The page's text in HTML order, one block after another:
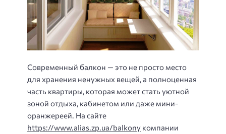
Современный балкон — это не просто место
для хранения ненужных вещей, а полноценная
часть квартиры, которая может стать уютной
зоной отдыха, кабинетом или даже мини-
оранжереей. На сайте
https://www.alias.zp.ua/balkony компании